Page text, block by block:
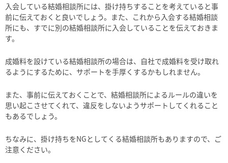
入会している結婚相談所には、掛け持ちすることを考えていると事
前に伝えておくと良いでしょう。また、これから入会する結婚相談
所にも、すでに別の結婚相談所に入会していることを伝えておきま
す。
成婚料を設けている結婚相談所の場合は、自社で成婚料を受け取れ
るようにするために、サポートを手厚くするかもしれません。
また、事前に伝えておくことで、結婚相談所によるルールの違いを
思い起こさせてくれて、違反をしないようサポートしてくれること
もあるでしょう。
ちなみに、掛け持ちをNGとしてくる結婚相談所もありますので、ご
注意ください。